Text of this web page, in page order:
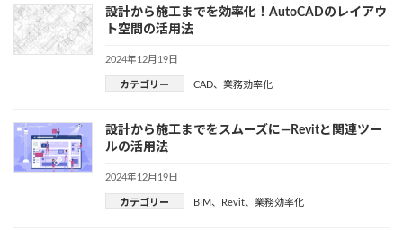
設計から施工までを効率化！AutoCADのレイアウ
ト空間の活用法
2024年12月19日
カテゴリー CAD、 業務効率化
設計から施工までをスムーズに—Revitと関連ツー
ルの活用法
2024年12月19日
カテゴリー BIM、 Revit、 業務効率化